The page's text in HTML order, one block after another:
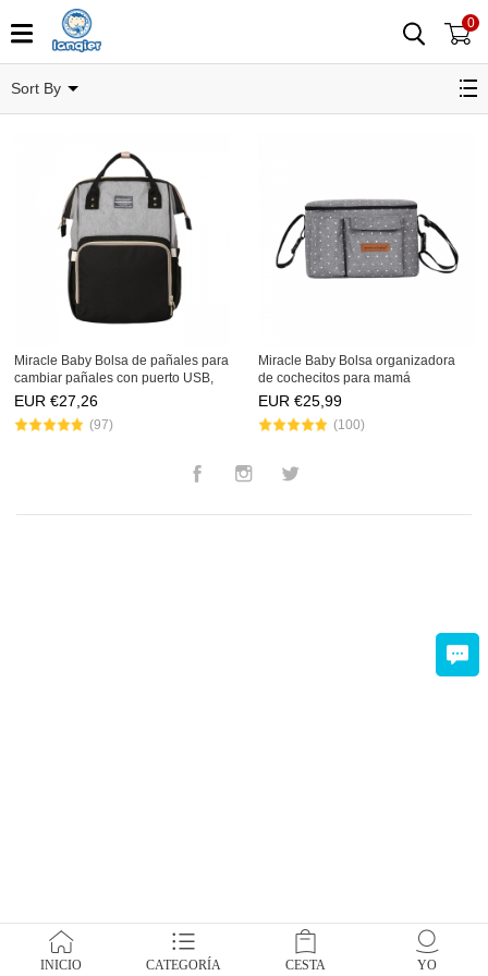
0
Sort By
Miracle Baby Bolsa de pañales para
cambiar pañales con puerto USB,
bolsillos con aislamiento, bolsas
grandes para pañales, mochila
multifuncional, moc
EUR €27,26
(97)
Miracle Baby Bolsa organizadora
de cochecitos para mamá
nueva,bolsa de cochecito súper
liviana, almacenamiento de
pañales, pañales, billeteras
EUR €25,99
(100)
INICIO CATEGORÍA CESTA YO